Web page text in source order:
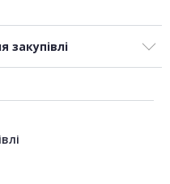
закупівлі